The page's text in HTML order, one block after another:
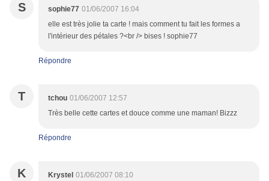
S sophie77 01/06/2007 16:04
elle est très jolie ta carte ! mais comment tu fait les formes a
l'intérieur des pétales ?<br /> bises ! sophie77
Répondre
T tchou 01/06/2007 12:57
Très belle cette cartes et douce comme une maman! Bizzz
Répondre
K Krystel 01/06/2007 08:10